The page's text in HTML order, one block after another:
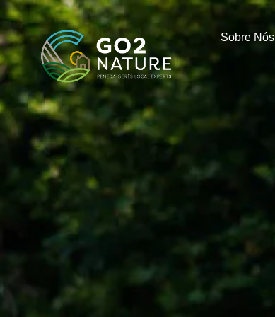
Sobre Nós